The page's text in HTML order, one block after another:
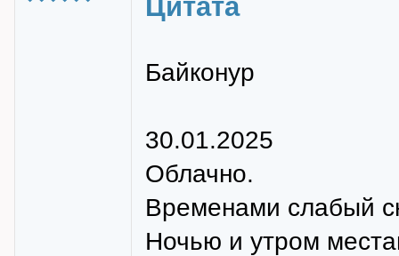
Цитата
Байконур
30.01.2025
Облачно.
Временами слабый
Ночью и утром